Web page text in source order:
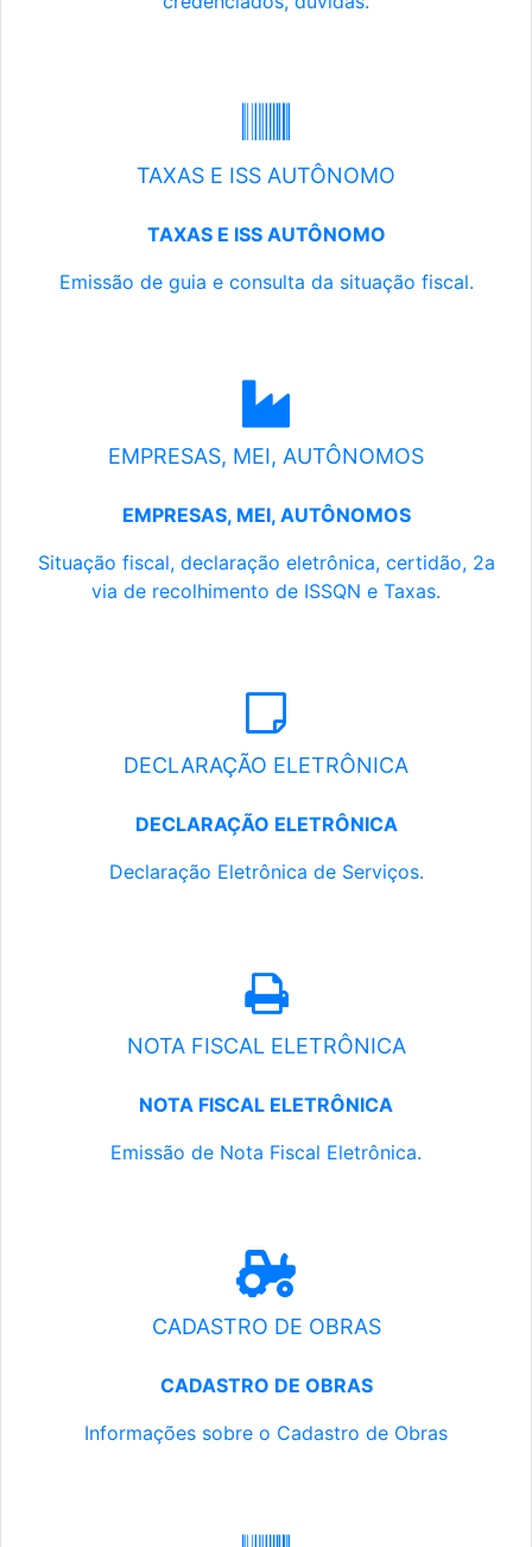
TAXAS E ISS AUTÔNOMO
TAXAS E ISS AUTÔNOMO
Emissão de guia e consulta da situação fiscal.
EMPRESAS, MEI, AUTÔNOMOS
EMPRESAS, MEI, AUTÔNOMOS
Situação fiscal, declaração eletrônica, certidão, 2a
via de recolhimento de ISSQN e Taxas.
DECLARAÇÃO ELETRÔNICA
DECLARAÇÃO ELETRÔNICA
Declaração Eletrônica de Serviços.
NOTA FISCAL ELETRÔNICA
NOTA FISCAL ELETRÔNICA
Emissão de Nota Fiscal Eletrônica.
CADASTRO DE OBRAS
CADASTRO DE OBRAS
Informações sobre o Cadastro de Obras